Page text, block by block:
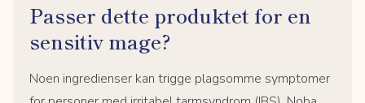
Passer dette produktet for en
sensitiv mage?
Noen ingredienser kan trigge plagsomme symptomer